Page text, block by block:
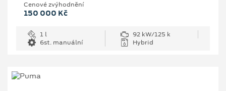
Cenové zvýhodnění
150 000 Kč
1 l
92 kW/125 k
6st. manuální
Hybrid